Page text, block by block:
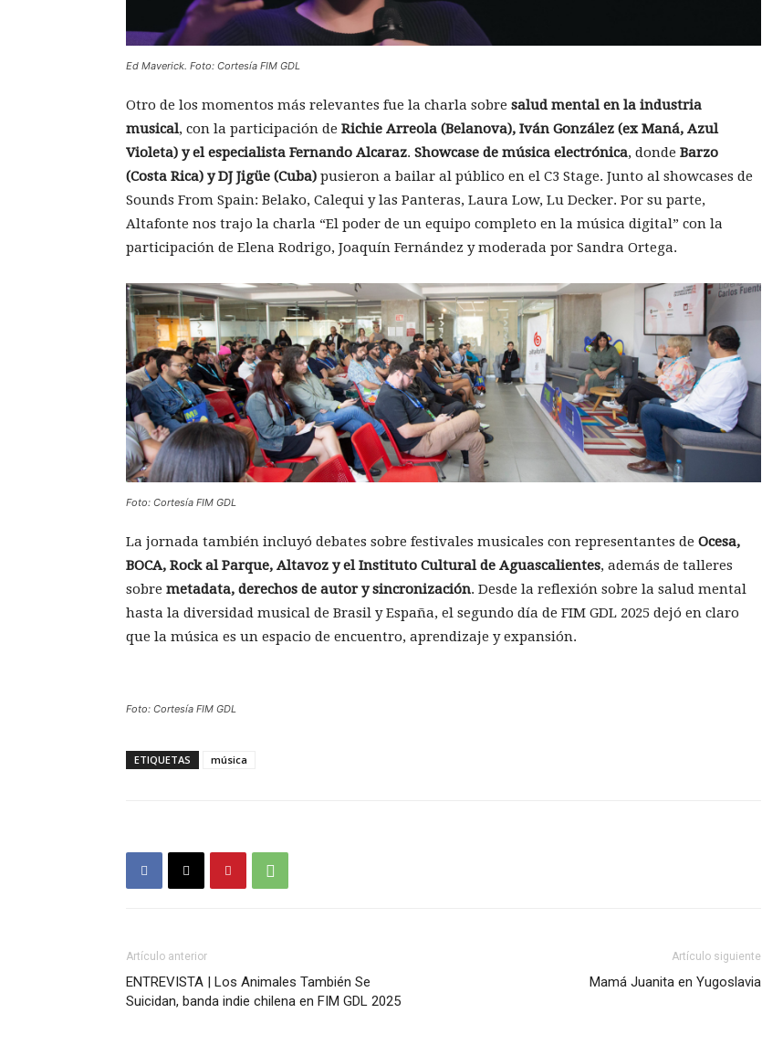
Ed Maverick. Foto: Cortesía FIM GDL
Otro de los momentos más relevantes fue la charla sobre salud mental en la industria
musical, con la participación de Richie Arreola (Belanova), Iván González (ex Maná, Azul
Violeta) y el especialista Fernando Alcaraz. Showcase de música electrónica, donde Barzo
(Costa Rica) y DJ Jigüe (Cuba) pusieron a bailar al público en el C3 Stage. Junto al showcases de
Sounds From Spain: Belako, Calequi y las Panteras, Laura Low, Lu Decker. Por su parte,
Altafonte nos trajo la charla “El poder de un equipo completo en la música digital” con la
participación de Elena Rodrigo, Joaquín Fernández y moderada por Sandra Ortega.
Foto: Cortesía FIM GDL
La jornada también incluyó debates sobre festivales musicales con representantes de Ocesa,
BOCA, Rock al Parque, Altavoz y el Instituto Cultural de Aguascalientes, además de talleres
sobre metadata, derechos de autor y sincronización. Desde la reflexión sobre la salud mental
hasta la diversidad musical de Brasil y España, el segundo día de FIM GDL 2025 dejó en claro
que la música es un espacio de encuentro, aprendizaje y expansión.
Foto: Cortesía FIM GDL
ETIQUETAS música
Artículo anterior
ENTREVISTA | Los Animales También Se
Suicidan, banda indie chilena en FIM GDL 2025
Artículo siguiente
Mamá Juanita en Yugoslavia